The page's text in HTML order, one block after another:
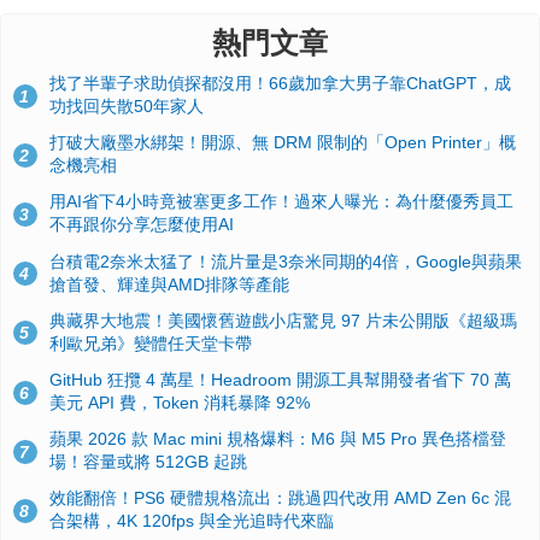
熱門文章
1
找了半輩子求助偵探都沒用！66歲加拿大男子靠ChatGPT，成
功找回失散50年家人
2
打破大廠墨水綁架！開源、無 DRM 限制的「Open Printer」概
念機亮相
3
用AI省下4小時竟被塞更多工作！過來人曝光：為什麼優秀員工
不再跟你分享怎麼使用AI
4
台積電2奈米太猛了！流片量是3奈米同期的4倍，Google與蘋果
搶首發、輝達與AMD排隊等產能
5
典藏界大地震！美國懷舊遊戲小店驚見 97 片未公開版《超級瑪
利歐兄弟》變體任天堂卡帶
6
GitHub 狂攬 4 萬星！Headroom 開源工具幫開發者省下 70 萬
美元 API 費，Token 消耗暴降 92%
7
蘋果 2026 款 Mac mini 規格爆料：M6 與 M5 Pro 異色搭檔登
場！容量或將 512GB 起跳
8
效能翻倍！PS6 硬體規格流出：跳過四代改用 AMD Zen 6c 混
合架構，4K 120fps 與全光追時代來臨